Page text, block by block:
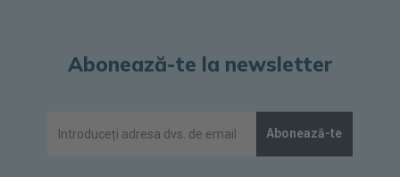
Abonează-te la newsletter
Abonează-te